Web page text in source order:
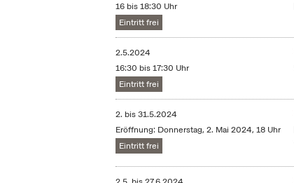
16 bis 18:30 Uhr
Eintritt frei
2.5.2024
16:30 bis 17:30 Uhr
Eintritt frei
2. bis31.5.2024
Eröffnung: Donnerstag, 2. Mai 2024, 18 Uhr
Eintritt frei